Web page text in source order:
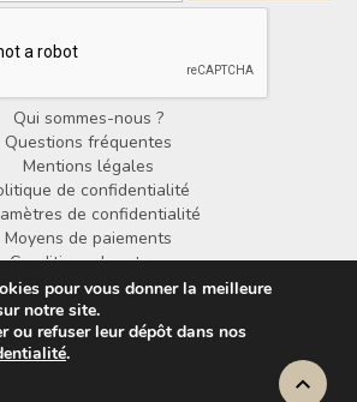
Qui sommes-nous ?
Questions fréquentes
Mentions légales
de confidentialité
de confidentialité
Moyens de paiements
Conditions de retour
générales de vente
Noorden Design 2025
pour vous donner la meilleure
notre site.
ou refuser leur dépôt dans nos
.